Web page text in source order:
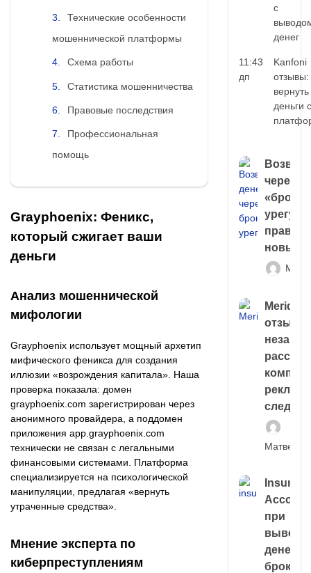
Технические особенности
мошеннической платформы
Схема работы
Статистика мошенничества
Правовые последствия
Профессиональная
помощь
Grayphoenix: Феникс,
который сжигает ваши
деньги
Анализ мошеннической
мифологии
Grayphoenix использует мощный архетип
мифического феникса для создания
иллюзии «возрождения капитала». Наша
проверка показала: домен
grayphoenix.com зарегистрирован через
анонимного провайдера, а поддомен
приложения app.grayphoenix.com
технически не связан с легальными
финансовыми системами. Платформа
специализируется на психологической
манипуляции, предлагая «вернуть
утраченные средства».
Мнение эксперта по
киберпреступлениям
с
денег
11:43
дп
Kanfoni
отзывы:
вернуть
деньги с
через
правда
новый
следа
Матвей
Account
при
выводе
денег у